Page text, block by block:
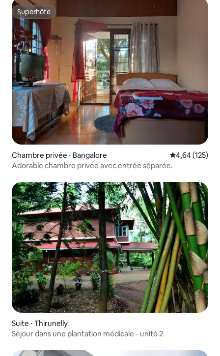
Superhôte
Superhôte
Chambre privée ⋅ Bangalore Évaluation
4,64 (125)
Adorable chambre privée avec entrée séparée.
Suite ⋅ Thirunelly
Séjour dans une plantation médicale - unité 2